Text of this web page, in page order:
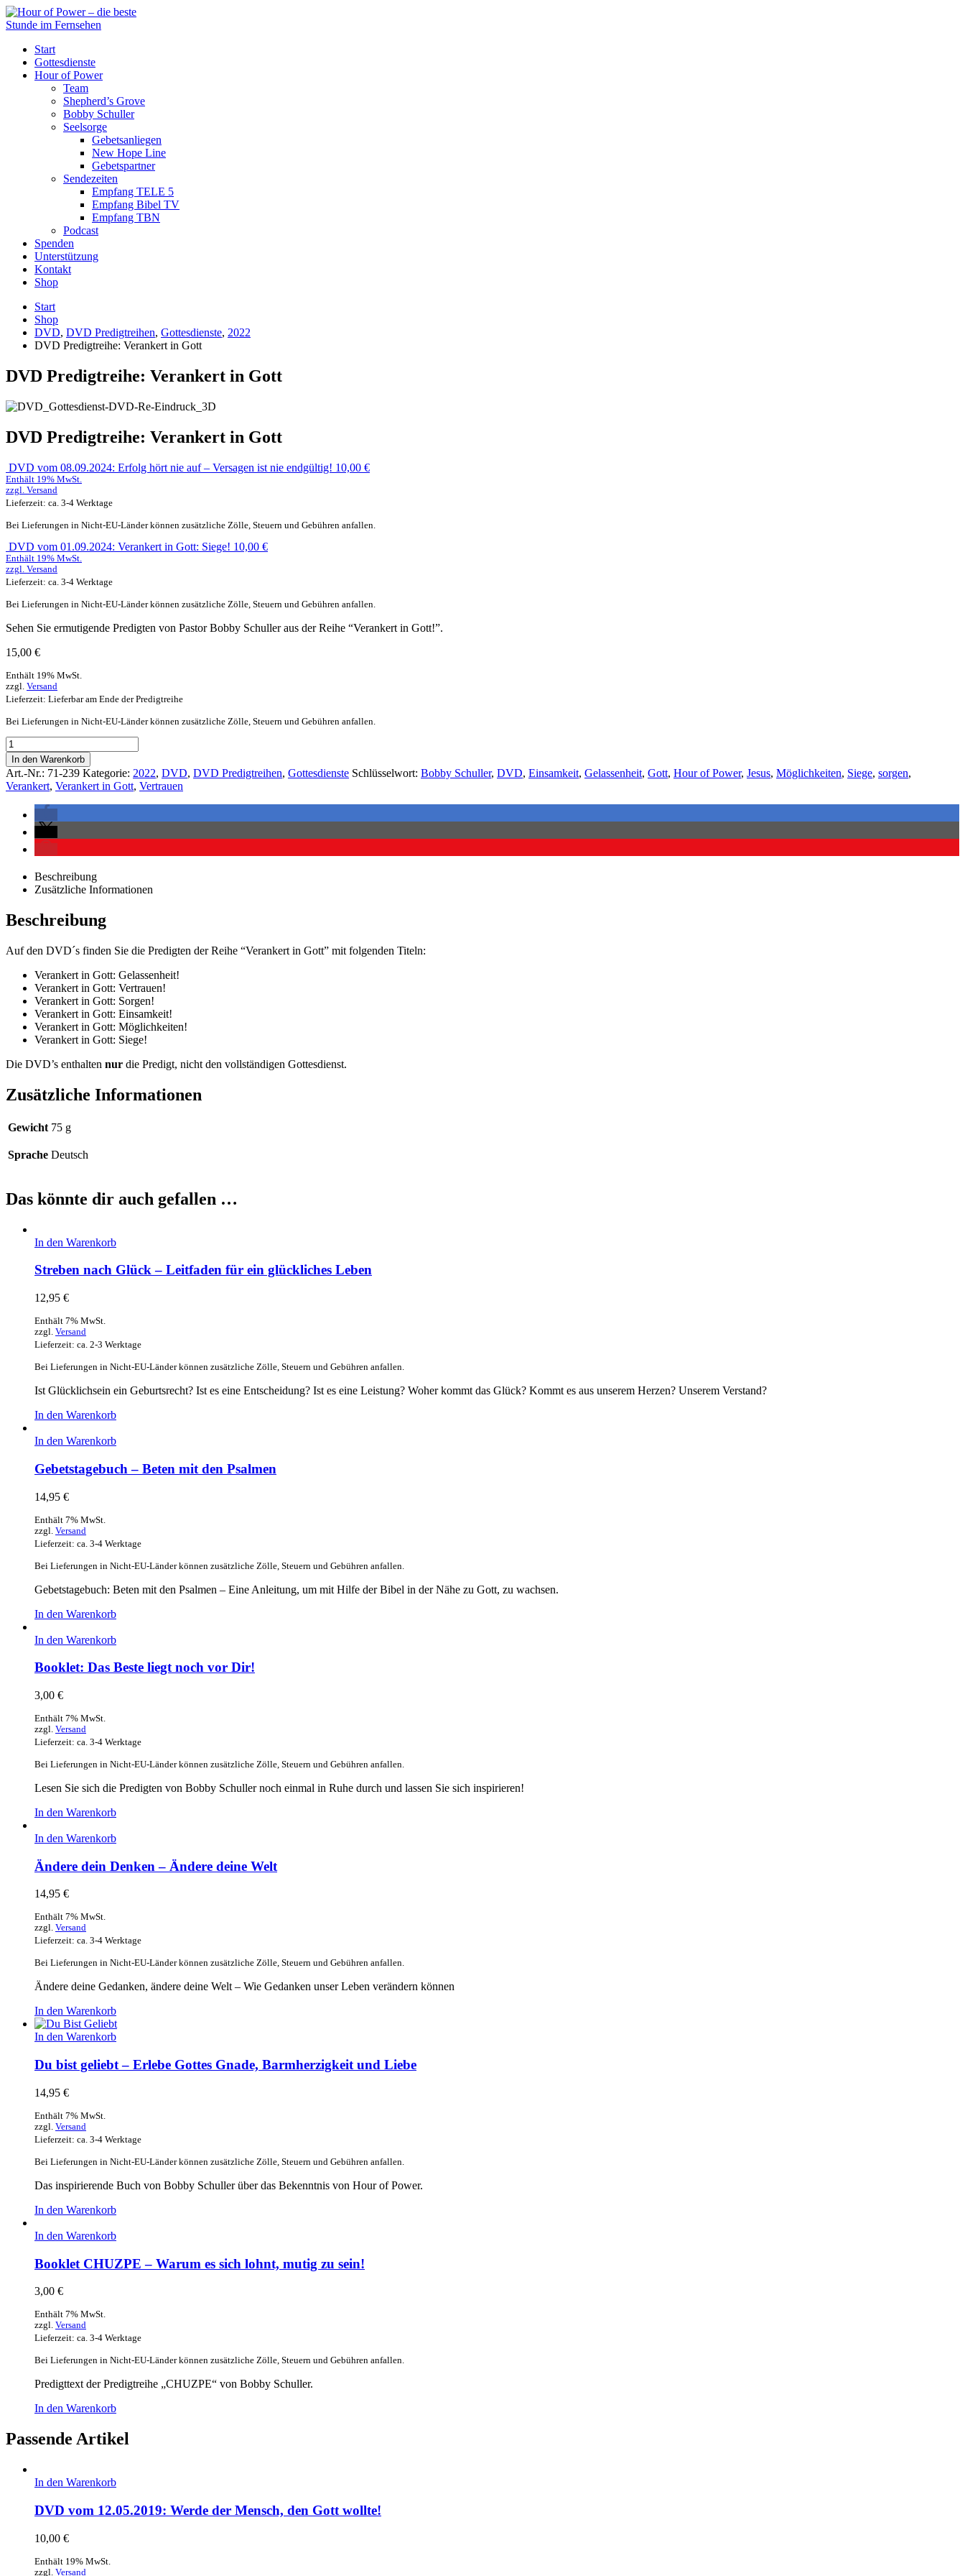
Start
Gottesdienste
Hour of Power
Team
Shepherd’s Grove
Bobby Schuller
Seelsorge
Gebetsanliegen
New Hope Line
Gebetspartner
Sendezeiten
Empfang TELE 5
Empfang Bibel TV
Empfang TBN
Podcast
Spenden
Unterstützung
Kontakt
Shop
Start
Shop
DVD, DVD Predigtreihen, Gottesdienste, 2022
DVD Predigtreihe: Verankert in Gott
DVD Predigtreihe: Verankert in Gott
DVD Predigtreihe: Verankert in Gott
DVD vom 08.09.2024: Erfolg hört nie auf – Versagen ist nie endgültig! 10,00 €
Enthält 19% MwSt.
zzgl. Versand
Lieferzeit: ca. 3-4 Werktage
Bei Lieferungen in Nicht-EU-Länder können zusätzliche Zölle, Steuern und Gebühren anfallen.
DVD vom 01.09.2024: Verankert in Gott: Siege! 10,00 €
Enthält 19% MwSt.
zzgl. Versand
Lieferzeit: ca. 3-4 Werktage
Bei Lieferungen in Nicht-EU-Länder können zusätzliche Zölle, Steuern und Gebühren anfallen.
Sehen Sie ermutigende Predigten von Pastor Bobby Schuller aus der Reihe “Verankert in Gott!”.
15,00 €
Enthält 19% MwSt.
zzgl. Versand
Lieferzeit: Lieferbar am Ende der Predigtreihe
Bei Lieferungen in Nicht-EU-Länder können zusätzliche Zölle, Steuern und Gebühren anfallen.
In den Warenkorb
Art.-Nr.: 71-239 Kategorie: 2022, DVD, DVD Predigtreihen, Gottesdienste Schlüsselwort: Bobby Schuller, DVD, Einsamkeit, Gelassenheit, Gott, Hour of Power, Jesus, Möglichkeiten, Siege, sorgen,
Verankert, Verankert in Gott, Vertrauen
Beschreibung
Zusätzliche Informationen
Beschreibung
Auf den DVD´s finden Sie die Predigten der Reihe “Verankert in Gott” mit folgenden Titeln:
Verankert in Gott: Gelassenheit!
Verankert in Gott: Vertrauen!
Verankert in Gott: Sorgen!
Verankert in Gott: Einsamkeit!
Verankert in Gott: Möglichkeiten!
Verankert in Gott: Siege!
Die DVD’s enthalten nur die Predigt, nicht den vollständigen Gottesdienst.
Zusätzliche Informationen
Gewicht 75 g
Sprache Deutsch
Das könnte dir auch gefallen …
In den Warenkorb
Streben nach Glück – Leitfaden für ein glückliches Leben
12,95 €
Enthält 7% MwSt.
zzgl. Versand
Lieferzeit: ca. 2-3 Werktage
Bei Lieferungen in Nicht-EU-Länder können zusätzliche Zölle, Steuern und Gebühren anfallen.
Ist Glücklichsein ein Geburtsrecht? Ist es eine Entscheidung? Ist es eine Leistung? Woher kommt das Glück? Kommt es aus unserem Herzen? Unserem Verstand?
In den Warenkorb
In den Warenkorb
Gebetstagebuch – Beten mit den Psalmen
14,95 €
Enthält 7% MwSt.
zzgl. Versand
Lieferzeit: ca. 3-4 Werktage
Bei Lieferungen in Nicht-EU-Länder können zusätzliche Zölle, Steuern und Gebühren anfallen.
Gebetstagebuch: Beten mit den Psalmen – Eine Anleitung, um mit Hilfe der Bibel in der Nähe zu Gott, zu wachsen.
In den Warenkorb
In den Warenkorb
Booklet: Das Beste liegt noch vor Dir!
3,00 €
Enthält 7% MwSt.
zzgl. Versand
Lieferzeit: ca. 3-4 Werktage
Bei Lieferungen in Nicht-EU-Länder können zusätzliche Zölle, Steuern und Gebühren anfallen.
Lesen Sie sich die Predigten von Bobby Schuller noch einmal in Ruhe durch und lassen Sie sich inspirieren!
In den Warenkorb
In den Warenkorb
Ändere dein Denken – Ändere deine Welt
14,95 €
Enthält 7% MwSt.
zzgl. Versand
Lieferzeit: ca. 3-4 Werktage
Bei Lieferungen in Nicht-EU-Länder können zusätzliche Zölle, Steuern und Gebühren anfallen.
Ändere deine Gedanken, ändere deine Welt – Wie Gedanken unser Leben verändern können
In den Warenkorb
In den Warenkorb
Du bist geliebt – Erlebe Gottes Gnade, Barmherzigkeit und Liebe
14,95 €
Enthält 7% MwSt.
zzgl. Versand
Lieferzeit: ca. 3-4 Werktage
Bei Lieferungen in Nicht-EU-Länder können zusätzliche Zölle, Steuern und Gebühren anfallen.
Das inspirierende Buch von Bobby Schuller über das Bekenntnis von Hour of Power.
In den Warenkorb
In den Warenkorb
Booklet CHUZPE – Warum es sich lohnt, mutig zu sein!
3,00 €
Enthält 7% MwSt.
zzgl. Versand
Lieferzeit: ca. 3-4 Werktage
Bei Lieferungen in Nicht-EU-Länder können zusätzliche Zölle, Steuern und Gebühren anfallen.
Predigttext der Predigtreihe „CHUZPE“ von Bobby Schuller.
In den Warenkorb
Passende Artikel
In den Warenkorb
DVD vom 12.05.2019: Werde der Mensch, den Gott wollte!
10,00 €
Enthält 19% MwSt.
zzgl. Versand